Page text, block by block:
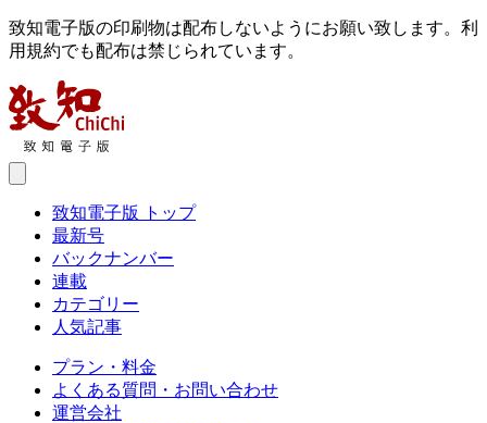
致知電子版の印刷物は配布しないようにお願い致します。利
用規約でも配布は禁じられています。
致知電子版 トップ
最新号
バックナンバー
連載
カテゴリー
人気記事
プラン・料金
よくある質問・お問い合わせ
運営会社